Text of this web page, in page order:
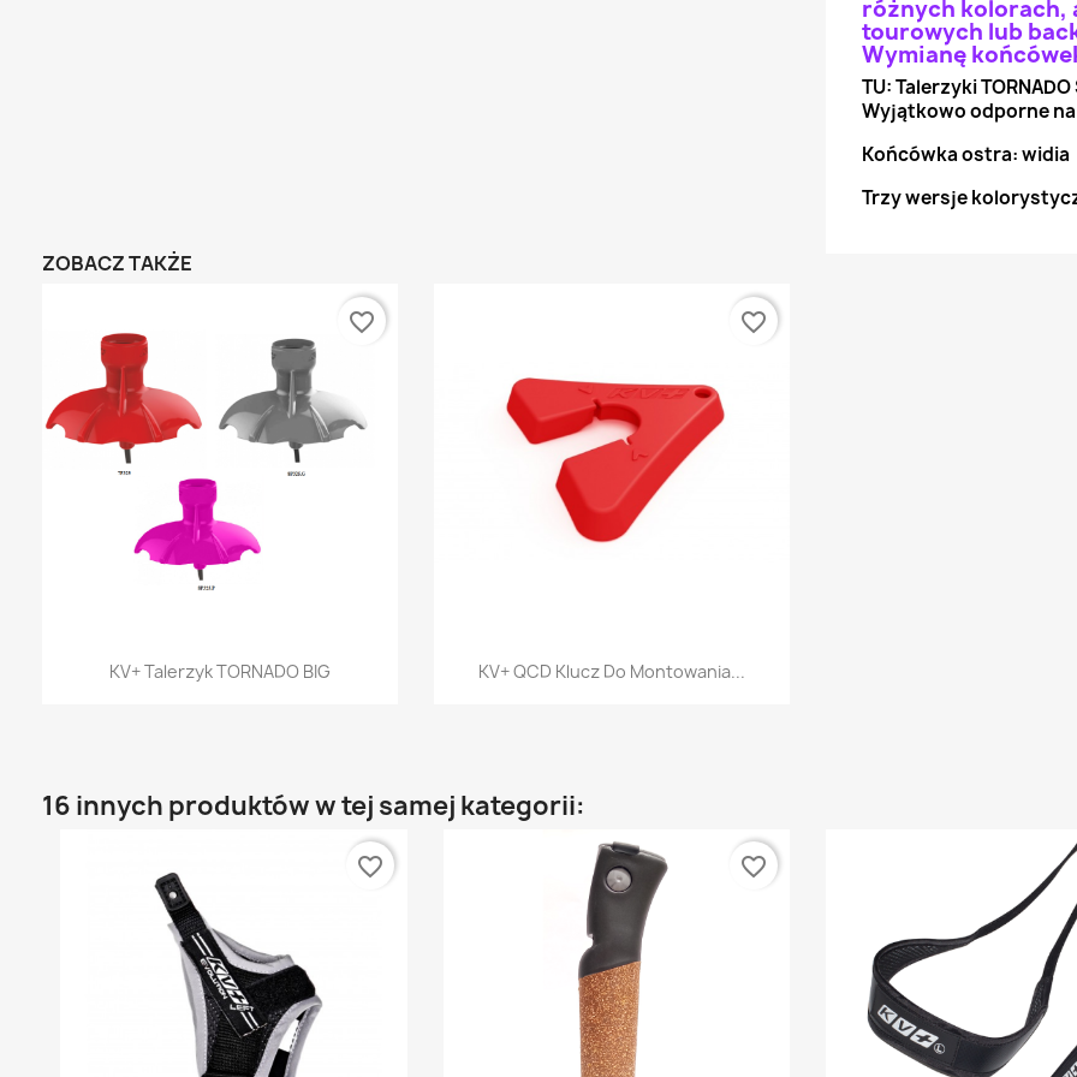
różnych kolorach,
tourowych lub
Wymianę
TU: Talerzyki TORNADO
Wyjątkowo odporne
Końcówka ostra: widia
Trzy wersje
ZOBACZ TAKŻE
Szybki podgląd
KV+ Talerzyk TORNADO BIG
favorite_border
 Szybki podgląd
KV+ QCD Klucz Do Montowania...
favorite_border
16 innych produktów w tej samej kategorii:
favorite_border favorite_border